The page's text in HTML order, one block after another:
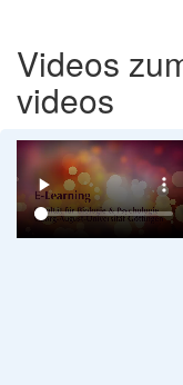
Videos
videos